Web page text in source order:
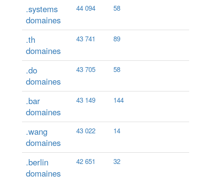
.systems
domaines
44 094 58
.th
domaines
43 741 89
.do
domaines
43 705 58
.bar
domaines
43 149 144
.wang
domaines
43 022 14
.berlin
domaines
42 651 32